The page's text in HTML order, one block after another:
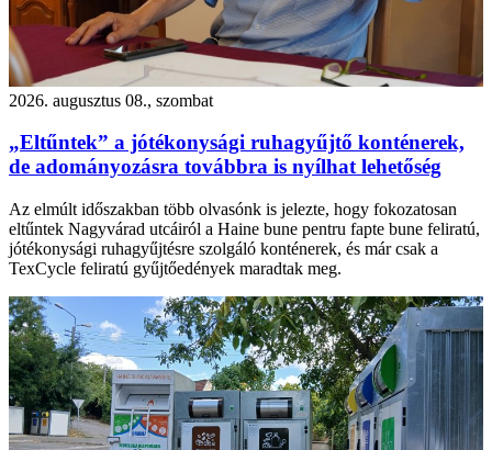
2026. augusztus 08., szombat
„Eltűntek” a jótékonysági ruhagyűjtő konténerek,
de adományozásra továbbra is nyílhat lehetőség
Az elmúlt időszakban több olvasónk is jelezte, hogy fokozatosan
eltűntek Nagyvárad utcáiról a Haine bune pentru fapte bune feliratú,
jótékonysági ruhagyűjtésre szolgáló konténerek, és már csak a
TexCycle feliratú gyűjtőedények maradtak meg.